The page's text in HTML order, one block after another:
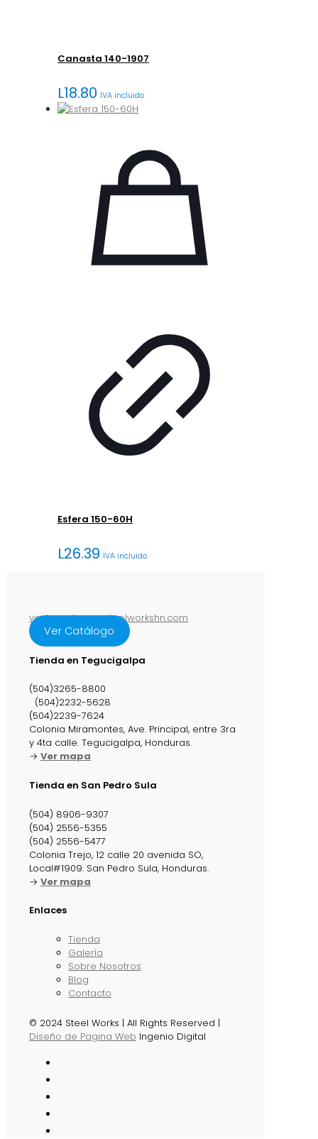
Canasta 140-1907
L18.80 IVA incluido
Esfera 150-60H
L26.39 IVA incluido
ventasenlinea@steelworkshn.com
Ver Catálogo
Tienda en Tegucigalpa
(504)3265-8800
(504)2232-5628
(504)2239-7624
Colonia Miramontes, Ave. Principal, entre 3ra
y 4ta calle. Tegucigalpa, Honduras.
→ Ver mapa
Tienda en San Pedro Sula
(504) 8906-9307
(504) 2556-5355
(504) 2556-5477
Colonia Trejo, 12 calle 20 avenida SO,
Local#1909. San Pedro Sula, Honduras.
→ Ver mapa
Enlaces
Tienda
Galería
Sobre Nosotros
Blog
Contacto
© 2024 Steel Works | All Rights Reserved |
Diseño de Pagina Web Ingenio Digital